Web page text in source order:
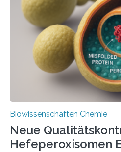
Biowissenschaften Chemie
Neue
Hefeperoxisomen